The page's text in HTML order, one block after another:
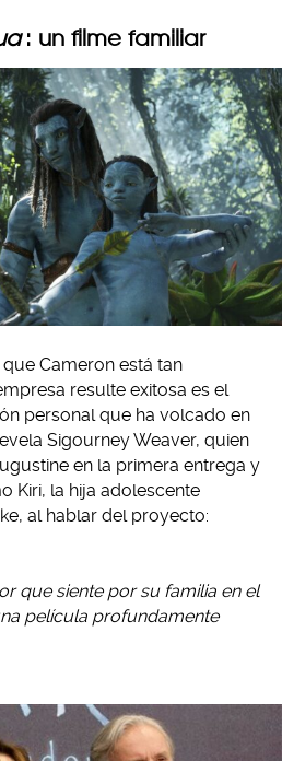
: un filme familiar
Cameron está tan
resulte exitosa es el
personal que ha volcado en
Sigourney Weaver, quien
en la primera entrega y
Kiri, la hija adolescente
al hablar del proyecto:
que siente por su familia en el
película profundamente